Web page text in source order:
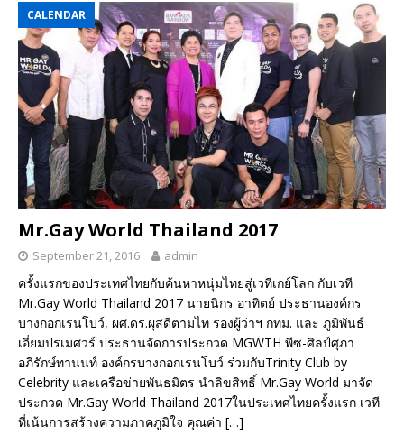
CALENDAR
Mr.Gay World Thailand 2017
September 21, 2016 admin
ครั้งแรกของประเทศไทยกับค้นหาหนุ่มไทยสู่เวทีเกย์โลก กับเวที
Mr.Gay World Thailand 2017 นายนิกร อาทิตย์ ประธานองค์กร
บางกอกเรนโบว์, ผศ.ดร.ผุสดีตามไท รองผู้ว่าฯ กทม. และ ภูมิพันธ์
เอี่ยมปรเมศวร์ ประธานจัดการประกวด MGWTH พีซ-ศิลป์ศุภา
อภิรักษ์ทานนท์ องค์กรบางกอกเรนโบว์ ร่วมกับTrinity Club by
Celebrity และเครือข่ายพันธมิตร นำลิขสิทธิ์ Mr.Gay World มาจัด
ประกวด Mr.Gay World Thailand 2017ในประเทศไทยครั้งแรก เวที
ที่เน้นการสร้างความภาคภูมิใจ คุณค่า […]